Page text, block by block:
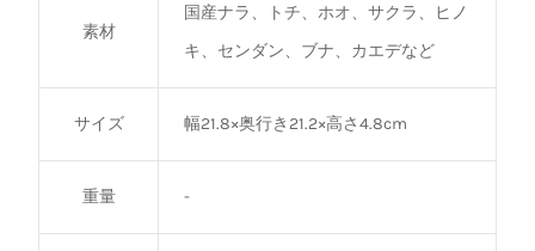
素材
国産ナラ、トチ、ホオ、サクラ、ヒノ
キ、センダン、ブナ、カエデなど
サイズ 幅21.8×奥行き21.2×高さ4.8cm
重量 -